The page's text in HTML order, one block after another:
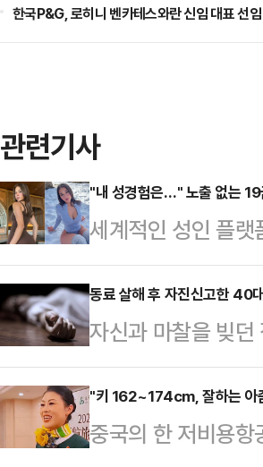
한국P&G, 로히니 벤카테스와란 신임 대표 선임
관련기사
"내 성경험은…" 노출 없는
세계적인 성인 플
이 하루 수익 전액
즈 등 미국 매체에
단 2년 만에 누적
인은 현재 틱톡, 인
팔로워를 보유하고
다.그는 지난달 30
동료 살해 후 자진신고한 40
자신과 마찰을 빚
해졌다.19일 수원
로 기소된 A씨에게
우인 A씨는 지난 5
"키 162~174cm, 잘하는 아
중국의 한 저비용